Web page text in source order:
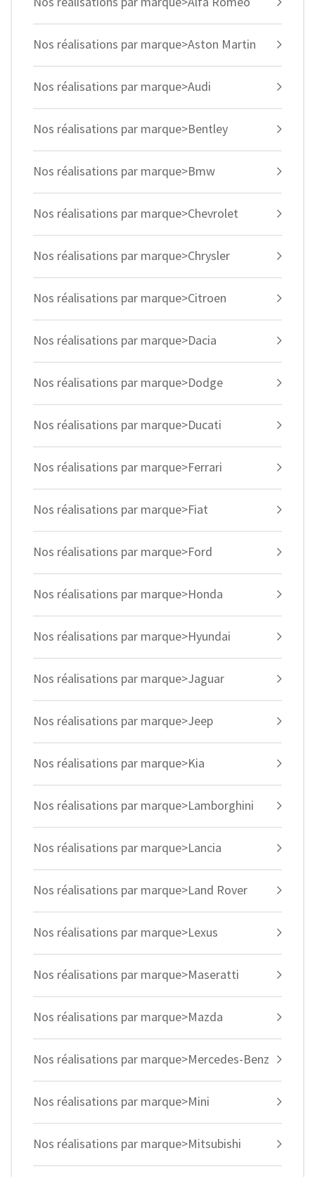
Nos réalisations par marque>Aston Martin
Nos réalisations par marque>Audi
Nos réalisations par marque>Bentley
Nos réalisations par marque>Bmw
Nos réalisations par marque>Chevrolet
Nos réalisations par marque>Chrysler
Nos réalisations par marque>Citroen
Nos réalisations par marque>Dacia
Nos réalisations par marque>Dodge
Nos réalisations par marque>Ducati
Nos réalisations par marque>Ferrari
Nos réalisations par marque>Fiat
Nos réalisations par marque>Ford
Nos réalisations par marque>Honda
Nos réalisations par marque>Hyundai
Nos réalisations par marque>Jaguar
Nos réalisations par marque>Jeep
Nos réalisations par marque>Kia
Nos réalisations par marque>Lamborghini
Nos réalisations par marque>Lancia
Nos réalisations par marque>Land Rover
Nos réalisations par marque>Lexus
Nos réalisations par marque>Maseratti
Nos réalisations par marque>Mazda
Nos réalisations par marque>Mercedes-Benz
Nos réalisations par marque>Mini
Nos réalisations par marque>Mitsubishi